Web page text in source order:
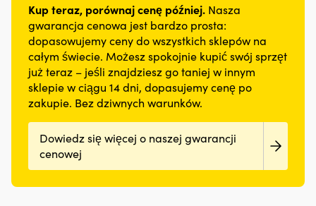
Kup teraz, porównaj cenę później. Nasza
gwarancja cenowa jest bardzo prosta:
dopasowujemy ceny do wszystkich sklepów na
całym świecie. Możesz spokojnie kupić swój sprzęt
już teraz – jeśli znajdziesz go taniej w innym
sklepie w ciągu 14 dni, dopasujemy cenę po
zakupie. Bez dziwnych warunków.
Dowiedz się więcej o naszej gwarancji
cenowej